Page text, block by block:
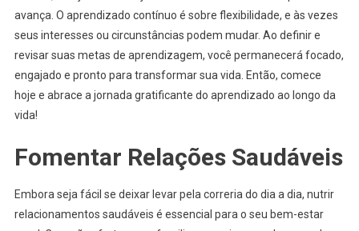
avança. O aprendizado contínuo é sobre flexibilidade, e às vezes
seus interesses ou circunstâncias podem mudar. Ao definir e
revisar suas metas de aprendizagem, você permanecerá focado,
engajado e pronto para transformar sua vida. Então, comece
hoje e abrace a jornada gratificante do aprendizado ao longo da
vida!
Fomentar Relações Saudáveis
Embora seja fácil se deixar levar pela correria do dia a dia, nutrir
relacionamentos saudáveis é essencial para o seu bem-estar